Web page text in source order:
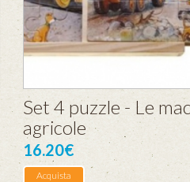
Set 4 puzzle - Le
agricole
16.20€
Acquista